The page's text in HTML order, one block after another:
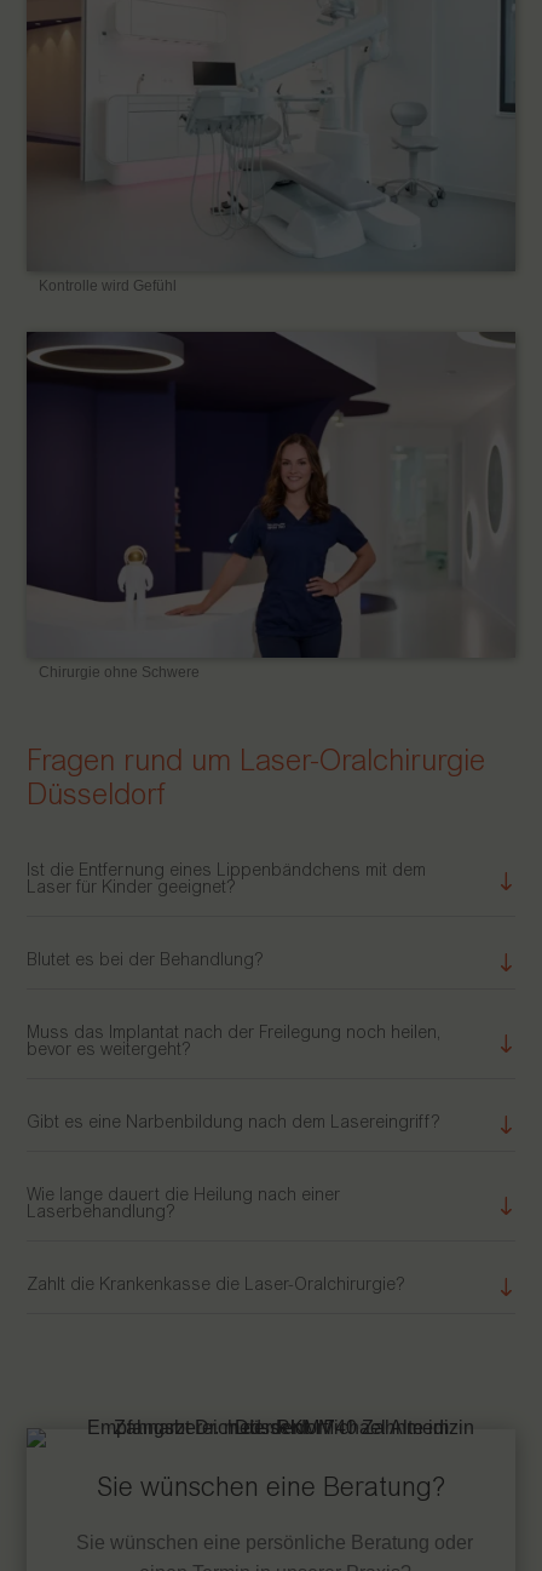
Kontrolle wird Gefühl
Chirurgie ohne Schwere
Fragen rund um Laser-Oralchirurgie
Düsseldorf
Ist die Entfernung eines Lippenbändchens mit dem
Laser für Kinder geeignet?
Blutet es bei der Behandlung?
Muss das Implantat nach der Freilegung noch heilen,
bevor es weitergeht?
Gibt es eine Narbenbildung nach dem Lasereingriff?
Wie lange dauert die Heilung nach einer
Laserbehandlung?
Zahlt die Krankenkasse die Laser-Oralchirurgie?
Sie wünschen eine Beratung?
Sie wünschen eine persönliche Beratung oder